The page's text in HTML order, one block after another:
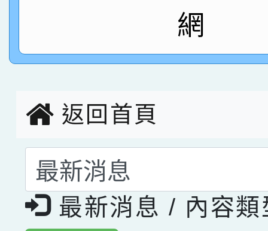
網
返回首頁
選擇後頁面內容會更
最新消息 / 內容類